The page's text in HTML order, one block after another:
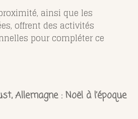
ainsi que les
offrent des activités
pour compléter ce
Allemagne : Noël à l’époque